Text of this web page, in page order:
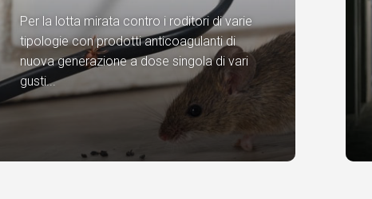
Per la lotta mirata contro i roditori di varie
tipologie con prodotti anticoagulanti di
nuova generazione a dose singola di vari
gusti...